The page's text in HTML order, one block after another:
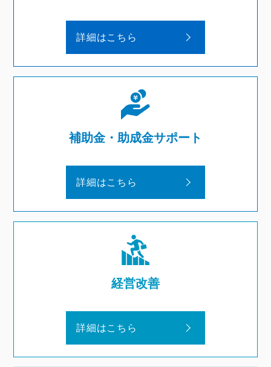
詳細はこちら
補助金・ 助成金サポート
詳細はこちら
経営改善
詳細はこちら